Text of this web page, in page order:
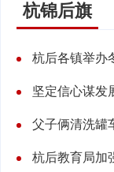
杭锦后旗
杭后各镇举办
坚定信心谋发
父子俩清洗罐
杭后教育局加